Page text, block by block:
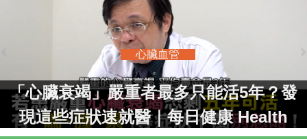
心臟血管
「心臟衰竭」嚴重者最多只能活5年？發
現這些症狀速就醫｜每日健康 Health